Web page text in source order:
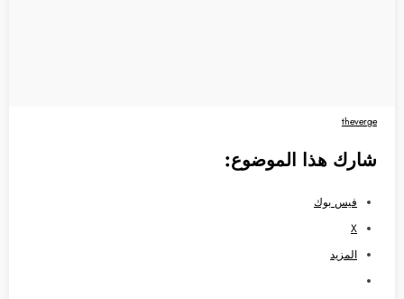
theverge
شارك هذا الموضوع:
فيس بوك
X
المزيد